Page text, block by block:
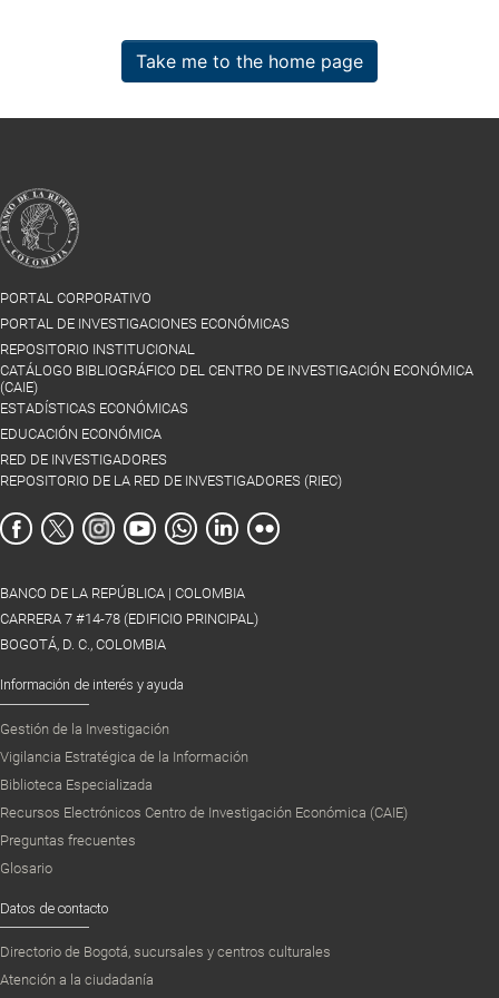
Take me to the home page
PORTAL CORPORATIVO
PORTAL DE INVESTIGACIONES ECONÓMICAS
REPOSITORIO INSTITUCIONAL
CATÁLOGO BIBLIOGRÁFICO DEL CENTRO DE INVESTIGACIÓN ECONÓMICA
(CAIE)
ESTADÍSTICAS ECONÓMICAS
EDUCACIÓN ECONÓMICA
RED DE INVESTIGADORES
REPOSITORIO DE LA RED DE INVESTIGADORES (RIEC)
BANCO DE LA REPÚBLICA | COLOMBIA
CARRERA 7 #14-78 (EDIFICIO PRINCIPAL)
BOGOTÁ, D. C., COLOMBIA
Información de interés y ayuda
Gestión de la Investigación
Vigilancia Estratégica de la Información
Biblioteca Especializada
Recursos Electrónicos Centro de Investigación Económica (CAIE)
Preguntas frecuentes
Glosario
Datos de contacto
Directorio de Bogotá, sucursales y centros culturales
Atención a la ciudadanía